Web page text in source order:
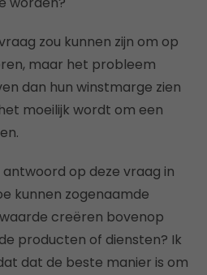
zou kunnen zijn om op
maar het probleem
dan hun winstmarge zien
moeilijk wordt om een
op deze vraag in
kunnen zogenaamde
creëren bovenop
producten of diensten? Ik
dat de beste manier is om